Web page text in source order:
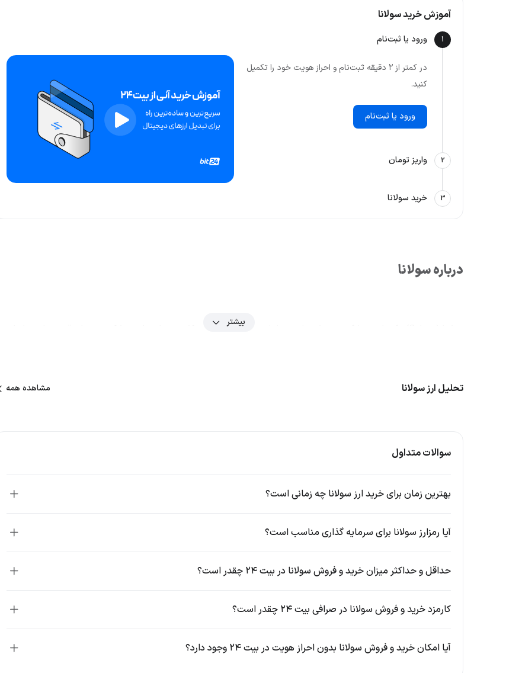
آموزش خرید سولانا
1 ورود یا ثبت‌نام
در کمتر از ۲ دقیقه ثبت‌نام و احراز هویت خود را تکمیل
کنید.
ورود یا ثبت‌نام
2 واریز تومان
3 خرید سولانا
درباره سولانا
سولانا (Solana) یک پلتفرم بلاک چینی لایه ۱ منبع‌باز است که برای حل مشکلات مقیاس‌پذیری بلاک چین‌های قدیمی از جمله اتریوم
پروتکل اجماع
بلاک چین بلاک چین سولانا
آشنایی با تیم سازنده و توسعه پروژه سولانا
سال ۲۰۱۷ با مشاهده محدودیت‌های بلاک چین‌هایی مانند بیت کوین و اتریوم و مقایسه سرعت تراکنش‌های آن‌ها با سیستم‌های
بیشتر
تحلیل ارز سولانا مشاهده همه
سوالات متداول
بهترین زمان برای خرید ارز سولانا چه زمانی است؟
آیا رمزارز سولانا برای سرمایه گذاری مناسب است؟
حداقل و حداکثر میزان خرید و فروش سولانا در بیت ۲۴ چقدر است؟
کارمزد خرید و فروش سولانا در صرافی بیت ۲۴ چقدر است؟
آیا امکان خرید و فروش سولانا بدون احراز هویت در بیت ۲۴ وجود دارد؟